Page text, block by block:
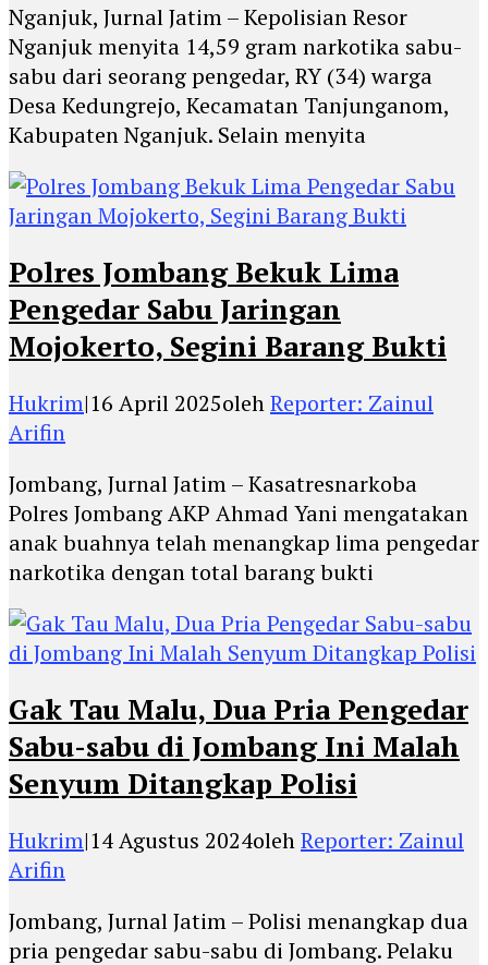
Nganjuk, Jurnal Jatim – Kepolisian Resor
Nganjuk menyita 14,59 gram narkotika sabu-
sabu dari seorang pengedar, RY (34) warga
Desa Kedungrejo, Kecamatan Tanjunganom,
Kabupaten Nganjuk. Selain menyita
Polres Jombang Bekuk Lima
Pengedar Sabu Jaringan
Mojokerto, Segini Barang Bukti
Hukrim|16 April 2025olehReporter: Zainul
Arifin
Jombang, Jurnal Jatim – Kasatresnarkoba
Polres Jombang AKP Ahmad Yani mengatakan
anak buahnya telah menangkap lima pengedar
narkotika dengan total barang bukti
Gak Tau Malu, Dua Pria Pengedar
Sabu-sabu di Jombang Ini Malah
Senyum Ditangkap Polisi
Hukrim|14 Agustus 2024olehReporter: Zainul
Arifin
Jombang, Jurnal Jatim – Polisi menangkap dua
pria pengedar sabu-sabu di Jombang. Pelaku